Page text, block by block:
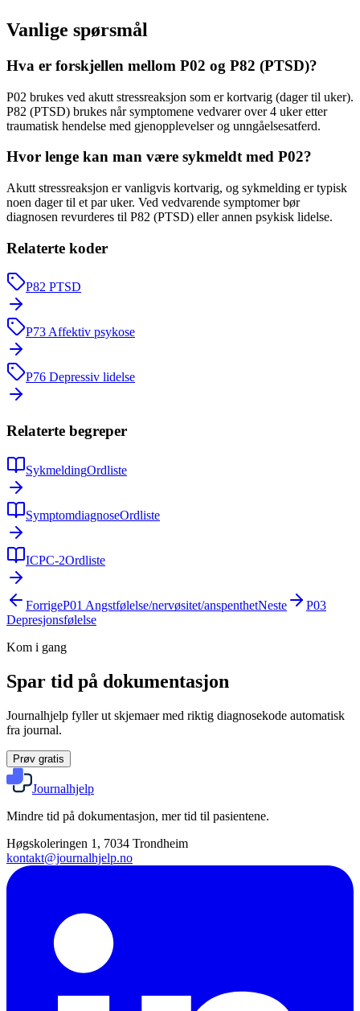
Vanlige spørsmål
Hva er forskjellen mellom P02 og P82 (PTSD)?
P02 brukes ved akutt stressreaksjon som er kortvarig (dager til uker).
P82 (PTSD) brukes når symptomene vedvarer over 4 uker etter
traumatisk hendelse med gjenopplevelser og unngåelsesatferd.
Hvor lenge kan man være sykmeldt med P02?
Akutt stressreaksjon er vanligvis kortvarig, og sykmelding er typisk
noen dager til et par uker. Ved vedvarende symptomer bør
diagnosen revurderes til P82 (PTSD) eller annen psykisk lidelse.
Relaterte koder
P82 PTSD
P73Affektiv psykose
P76 Depressiv lidelse
Relaterte begreper
SykmeldingOrdliste
SymptomdiagnoseOrdliste
ICPC-2Ordliste
ForrigeP01 Angstfølelse/nervøsitet/anspenthetNeste
P03
Depresjonsfølelse
Kom i gang
Spar tid på dokumentasjon
Journalhjelp fyller ut skjemaer med riktig diagnosekode automatisk
fra journal.
Prøv gratis
Journalhjelp
Mindre tid på dokumentasjon, mer tid til pasientene.
Høgskoleringen 1, 7034 Trondheim
kontakt@journalhjelp.no